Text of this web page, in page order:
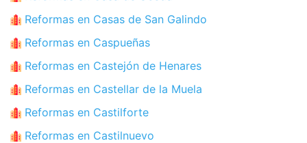
Reformas en Casas de San Galindo
Reformas en Caspueñas
Reformas en Castejón de Henares
Reformas en Castellar de la Muela
Reformas en Castilforte
Reformas en Castilnuevo